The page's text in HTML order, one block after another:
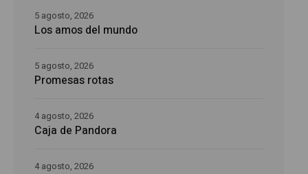
Los amos del mundo
5 agosto, 2026
Promesas rotas
5 agosto, 2026
Caja de Pandora
4 agosto, 2026
4 agosto, 2026